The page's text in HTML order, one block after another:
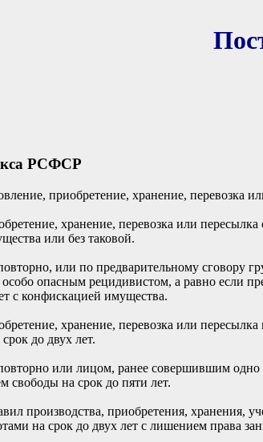
РСФСР
приобретение, хранение, перевозка
хранение, перевозка или
или без таковой.
или по предварительному сговору
опасным рецидивистом, а равно если
с конфискацией имущества.
хранение, перевозка или
до двух лет.
или лицом, ранее совершившим одно
свободы на срок до пяти лет.
производства, приобретения, хранения,
на срок до двух лет с лишением права